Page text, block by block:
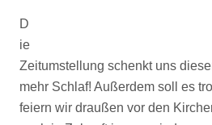
D
ie
Zeitumstellung schenkt uns
mehr Schlaf! Außerdem soll es
feiern wir draußen vor den